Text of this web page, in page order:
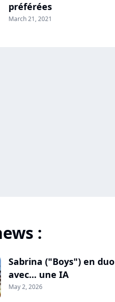
préférées
March 21, 2021
:
Sabrina ("Boys") en duo
avec... une IA
May 2, 2026